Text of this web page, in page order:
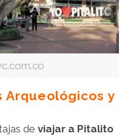
Arqueológicos y
de viajar a Pitalito